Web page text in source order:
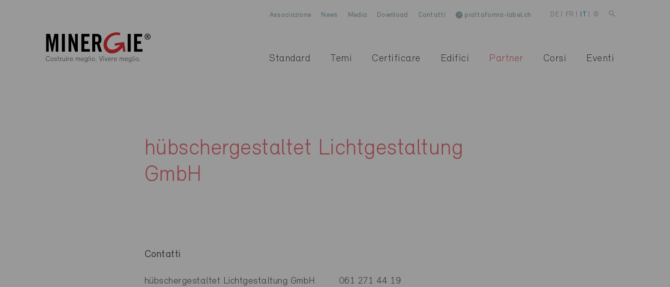
Associazione News Media Download Contatti piattaforma-label.ch DE FR IT
Standard Temi Certificare Edifici Partner Corsi Eventi
hübschergestaltet Lichtgestaltung
GmbH
Contatti
hübschergestaltet Lichtgestaltung GmbH
061 271 44 19